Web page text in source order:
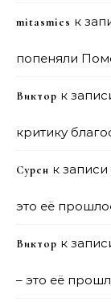
mitasmies к
попеняли
Виктор к
критику
Сурен к записи
это её
Виктор к
– это её